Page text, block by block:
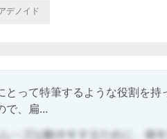
デノイド
とって特筆するような役割を持
で、扁...